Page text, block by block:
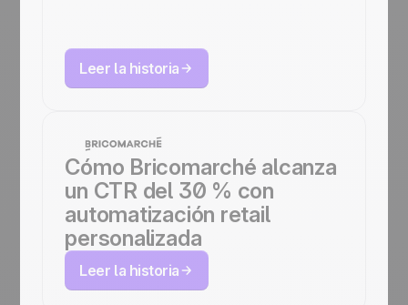
Leer la historia
Cómo Bricomarché alcanza
un CTR del 30 % con
automatización retail
personalizada
Leer la historia